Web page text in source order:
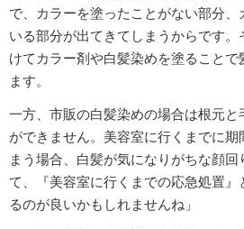
で、カラーを塗ったことがない部分、
いる部分が出てきてしまうからです
けてカラー剤や白髪染めを塗ること
ます。
一方、市販の白髪染めの場合は根元と
ができません。美容室に行くまでに期
まう場合、白髪が気になりがちな顔
て、『美容室に行くまでの応急処置』
るのが良いかもしれませんね」